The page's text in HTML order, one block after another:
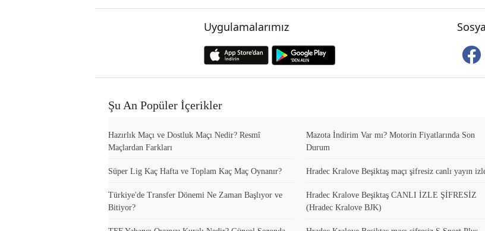
Uygulamalarımız
Şu An Popüler İçerikler
Hazırlık Maçı ve Dostluk Maçı Nedir? Resmî
Maçlardan Farkları
Süper Lig Kaç Hafta ve Toplam Kaç Maç Oynanır?
Türkiye'de Transfer Dönemi Ne Zaman Başlıyor ve
Bitiyor?
Mazota İndirim Var mı? Motorin Fiyatlarında Son
Durum
Hradec Kralove Beşiktaş maçı şifresiz canlı yayın
Hradec Kralove Beşiktaş CANLI İZLE ŞİFRESİZ
(Hradec Kralove BJK)